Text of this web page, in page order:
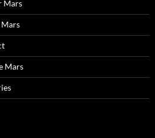
Mars
Mars